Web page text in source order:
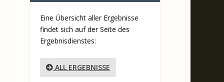
Eine Übersicht aller Ergebnisse
findet sich auf der Seite des
Ergebnisdienstes:
ALL ERGEBNISSE